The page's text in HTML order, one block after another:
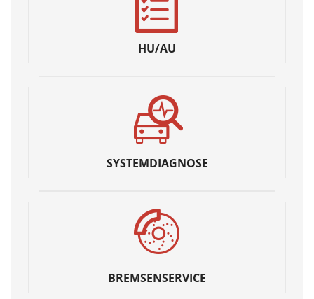
HU/AU
SYSTEMDIAGNOSE
BREMSENSERVICE